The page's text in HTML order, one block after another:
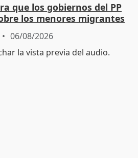
que los gobiernos del PP
los menores migrantes
06/08/2026